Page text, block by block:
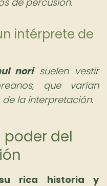
intérprete de
norisuelen vestir
que varían
la interpretación.
poder del
rica historia y